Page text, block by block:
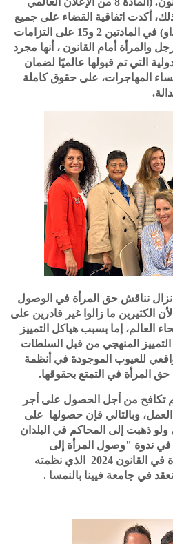
أكدت اتفاقية القضاء على جميع
أشكالا التمييز ضد المرأة (سيداو) في المادتين 2 و15 على التزامات
والمرأة أمام القانون ، أنها مجرد
التي تم قبولها عالميًا لضمان
المهاجرات، على حقوق كاملة
نزال نناقش حق المرأة في الوصول
الكثيرين ما زالوا غير قادرين على
العالم، إما بسبب هياكل التمييز
التمييز المنهجي من قبل السلطات
للعيوب الموجودة في أنظمة
حق المرأة في التمتع بحقوقها.
تكافح من أجل الحصول على أجر
وبالتالي فإن حصولها على
ذهبت إلى المحاكم في البلدان
في ندوة "وصول المرأة إلى
العدالة"بالمؤتمر الدولي للمرأة في القانون 2024 الذي نظمته
في جامعة فيينا بالنمسا .